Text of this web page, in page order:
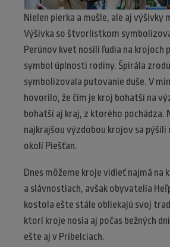
Nielen pierka a mušle, ale aj výšivky
Výšivka so štvorlístkom
Perúnov kvet nosili ľudia na krojoch
symbol úplnosti rodiny. Špirála
symbolizovala putovanie duše. V
hovorilo, že čím je kroj bohatší na
bohatší aj kraj, z ktorého pochádza.
najkrajšou výzdobou krojov sa pýšili
okolí Piešťan.
Dnes môžeme kroje vidieť najmä na
a slávnostiach, avšak obyvatelia
kostola ešte stále obliekajú svoj
ktorí kroje nosia aj počas bežných
ešte aj v Príbelciach.